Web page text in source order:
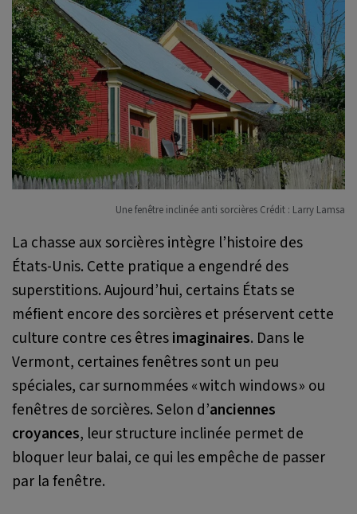
Une fenêtre inclinée anti sorcières Crédit : Larry Lamsa
La chasse aux sorcières intègre l’histoire des
États-Unis. Cette pratique a engendré des
superstitions. Aujourd’hui, certains États se
méfient encore des sorcières et préservent cette
culture contre ces êtresimaginaires. Dans le
Vermont, certaines fenêtres sont un peu
spéciales, car surnommées « witch windows » ou
fenêtres de sorcières. Selon d’anciennes
croyances, leur structure inclinée permet de
bloquer leur balai, ce qui les empêche de passer
par la fenêtre.